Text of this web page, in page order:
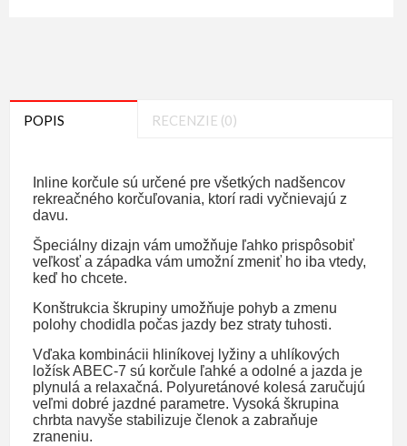
POPIS RECENZIE (0)
Inline korčule sú určené pre všetkých nadšencov
rekreačného korčuľovania, ktorí radi vyčnievajú z
davu.
Špeciálny dizajn vám umožňuje ľahko prispôsobiť
veľkosť a západka vám umožní zmeniť ho iba vtedy,
keď ho chcete.
Konštrukcia škrupiny umožňuje pohyb a zmenu
polohy chodidla počas jazdy bez straty tuhosti.
Vďaka kombinácii hliníkovej lyžiny a uhlíkových
ložísk ABEC-7 sú korčule ľahké a odolné a jazda je
plynulá a relaxačná. Polyuretánové kolesá zaručujú
veľmi dobré jazdné parametre. Vysoká škrupina
chrbta navyše stabilizuje členok a zabraňuje
zraneniu.